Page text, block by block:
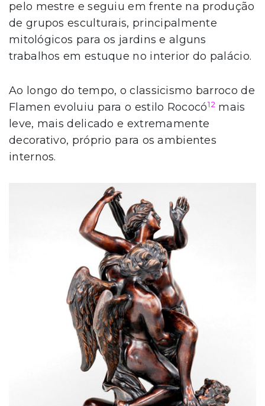
pelo mestre e seguiu em frente na produção
de grupos esculturais, principalmente
mitológicos para os jardins e alguns
trabalhos em estuque no interior do palácio.
Ao longo do tempo, o classicismo barroco de
Flamen evoluiu para o estilo Rococó12 mais
leve, mais delicado e extremamente
decorativo, próprio para os ambientes
internos.